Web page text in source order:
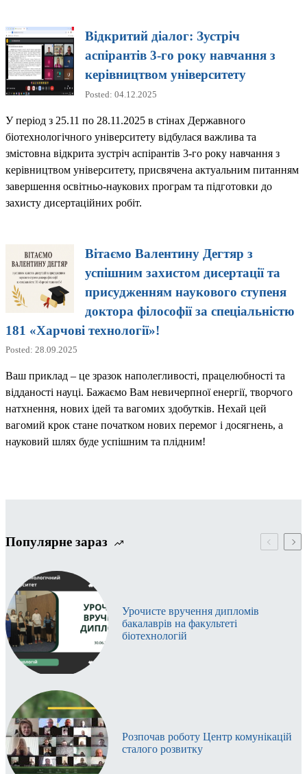
Відкритий діалог: Зустріч
аспірантів 3-го року навчання з
керівництвом університету
Posted: 04.12.2025
У період з 25.11 по 28.11.2025 в стінах Державного
біотехнологічного університету відбулася важлива та
змістовна відкрита зустріч аспірантів 3-го року навчання з
керівництвом університету, присвячена актуальним питанням
завершення освітньо-наукових програм та підготовки до
захисту дисертаційних робіт.
Вітаємо Валентину Дегтяр з
успішним захистом дисертації та
присудженням наукового ступеня
доктора філософії за спеціальністю
181 «Харчові технології»!
Posted: 28.09.2025
Ваш приклад – це зразок наполегливості, працелюбності та
відданості науці. Бажаємо Вам невичерпної енергії, творчого
натхнення, нових ідей та вагомих здобутків. Нехай цей
вагомий крок стане початком нових перемог і досягнень, а
науковий шлях буде успішним та плідним!
Популярне зараз
Урочисте вручення дипломів
бакалаврів на факультеті
біотехнологій
Розпочав роботу Центр комунікацій
сталого розвитку